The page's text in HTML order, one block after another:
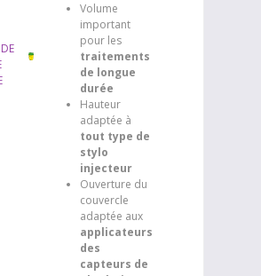
Volume
important
pour les
traitements
de longue
durée
Hauteur
adaptée à
tout type de
stylo
injecteur
Ouverture du
couvercle
adaptée aux
applicateurs
des
capteurs de